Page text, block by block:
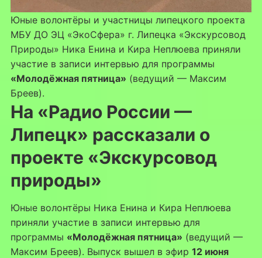
Юные волонтёры и участницы липецкого проекта
МБУ ДО ЭЦ «ЭкоСфера» г. Липецка «Экскурсовод
Природы» Ника Енина и Кира Неплюева приняли
участие в записи интервью для программы
«Молодёжная пятница» (ведущий — Максим
Бреев).
На «Радио России —
Липецк» рассказали о
проекте «Экскурсовод
природы»
Юные волонтёры Ника Енина и Кира Неплюева
приняли участие в записи интервью для
программы «Молодёжная пятница» (ведущий —
Максим Бреев). Выпуск вышел в эфир 12 июня